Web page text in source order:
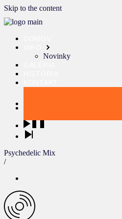
Skip to the content
Novinky
Psychedelic Mix
/